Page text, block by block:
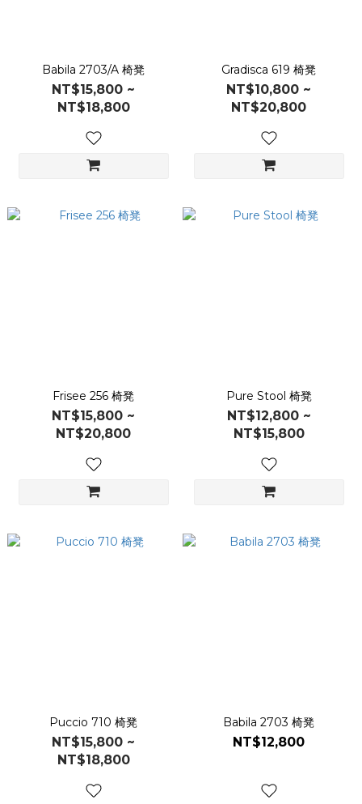
Babila 2703/A 椅凳
NT$15,800 ~
NT$18,800
Gradisca 619 椅凳
NT$10,800 ~
NT$20,800
Frisee 256 椅凳
NT$15,800 ~
NT$20,800
Pure Stool 椅凳
NT$12,800 ~
NT$15,800
Puccio 710 椅凳
NT$15,800 ~
NT$18,800
Babila 2703 椅凳
NT$12,800